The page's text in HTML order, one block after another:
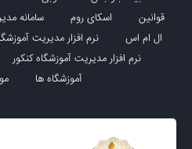
قوانین
اسکای روم
سامانه
ال ام اس
نرم افزار مدیریت
نرم افزار مدیریت آموزشگاه کنکور
آموزشگاه ها